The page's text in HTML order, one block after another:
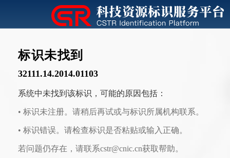
标识未找到
32111.14.2014.01103
系统中未找到该标识，可能的原因包括：
• 标识未注册。请稍后再试或与标识所属机构联系。
• 标识错误。请检查标识是否粘贴或输入正确。
若问题仍存在，请联系cstr@cnic.cn获取帮助。